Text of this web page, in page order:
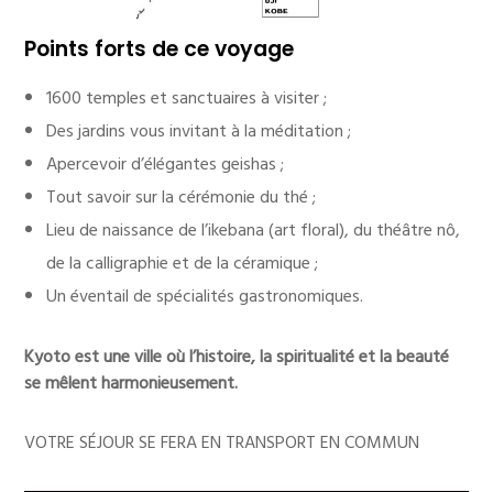
Points forts de ce voyage
1600 temples et sanctuaires à visiter ;
Des jardins vous invitant à la méditation ;
Apercevoir d’élégantes geishas ;
Tout savoir sur la cérémonie du thé ;
Lieu de naissance de l’ikebana (art floral), du théâtre nô,
de la calligraphie et de la céramique ;
Un éventail de spécialités gastronomiques.
Kyoto est une ville où l’histoire, la spiritualité et la beauté
se mêlent harmonieusement.
VOTRE SÉJOUR SE FERA EN TRANSPORT EN COMMUN